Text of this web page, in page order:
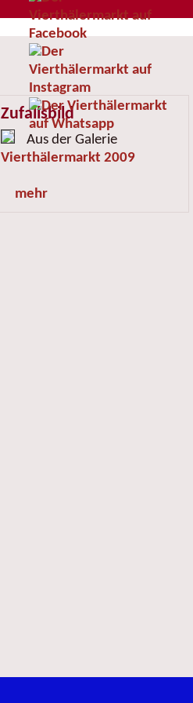
Zufallsbild
Aus der Galerie
Vierthälermarkt 2009
mehr